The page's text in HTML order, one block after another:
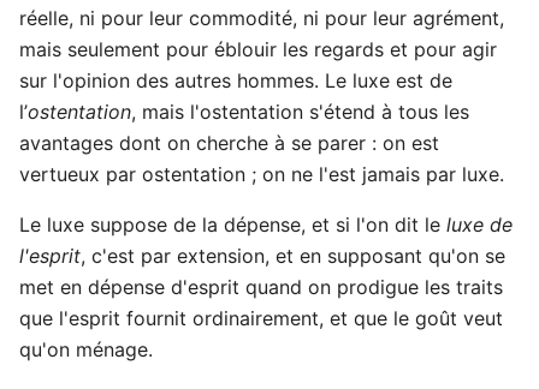
réelle, ni pour leur commodité, ni pour leur agrément,
mais seulement pour éblouir les regards et pour agir
sur l'opinion des autres hommes. Le luxe est de
l’ostentation, mais l'ostentation s'étend à tous les
avantages dont on cherche à se parer : on est
vertueux par ostentation ; on ne l'est jamais par luxe.
Le luxe suppose de la dépense, et si l'on dit le luxe de
l'esprit, c'est par extension, et en supposant qu'on se
met en dépense d'esprit quand on prodigue les traits
que l'esprit fournit ordinairement, et que le goût veut
qu'on ménage.